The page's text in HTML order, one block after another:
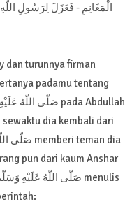
الْمَغَانِمِ - فَعَزَلَ لِرَسُولِ
dan turunnya firman
padamu tentang
sewaktu dia kembali dari
pun dari kaum Anshar